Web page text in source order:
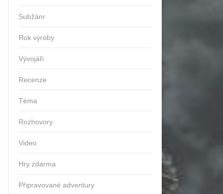
Subžánr
Rok výroby
Vývojáři
Recenze
Téma
Rozhovory
Video
Hry zdarma
Připravované adventury